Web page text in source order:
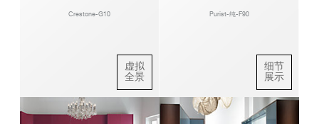
Crestone-G10
虚拟
全景
Purist-纯-F90
细节
展示